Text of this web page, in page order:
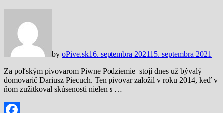
by oPive.sk16. septembra 202115. septembra 2021
Za poľským pivovarom Piwne Podziemie stojí dnes už bývalý
domovarič Dariusz Piecuch. Ten pivovar založil v roku 2014, keď v
ňom zužitkoval skúsenosti nielen s …